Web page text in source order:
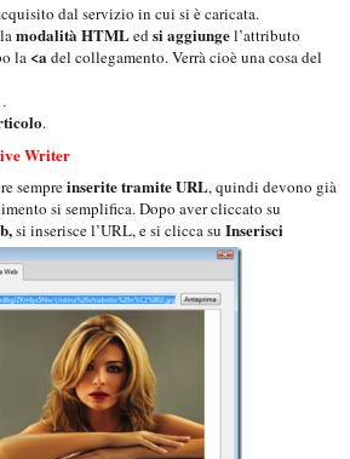
dal servizio in cui si è caricata.
modalità HTMLedsi aggiungel’attributo
la<adel collegamento. Verrà cioè una cosa del
.
Writer
sempreinserite tramite URL, quindi devono già
si semplifica. Dopo aver cliccato su
si inserisce l’URL, e si clicca su Inserisci